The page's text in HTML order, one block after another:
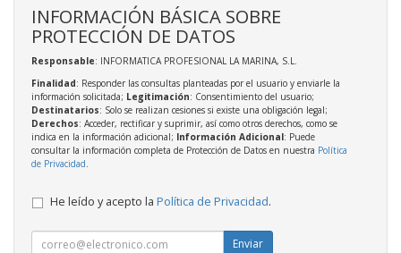
INFORMACIÓN BÁSICA SOBRE
PROTECCIÓN DE DATOS
Responsable: INFORMATICA PROFESIONAL LA MARINA, S.L.
Finalidad: Responder las consultas planteadas por el usuario y enviarle la
información solicitada; Legitimación: Consentimiento del usuario;
Destinatarios: Solo se realizan cesiones si existe una obligación legal;
Derechos: Acceder, rectificar y suprimir, así como otros derechos, como se
indica en la información adicional; Información Adicional: Puede
consultar la información completa de Protección de Datos en nuestra Política
de Privacidad.
He leído y acepto la Política de Privacidad.
Enviar